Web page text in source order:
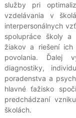
služby pri
vzdelávania v
interpersonálnych
spolupráce školy a
žiakov a riešení
povolania. Ďalej
diagnostiky,
poradenstva a
hlavné ťažisko
predchádzaní
školách.